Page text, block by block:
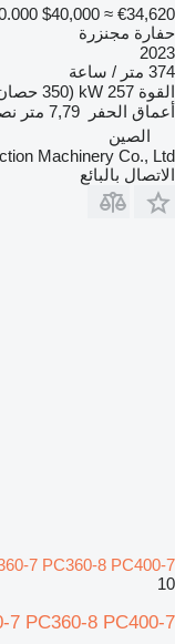
$40,000 ≈ €34,620
حفارة مجنزرة
2023
374 متر / ساعة
القوة 257 kW (350 حصان)
أعماق الحفر
7,79 متر
الصين
Machinery Co., Ltd.
الاتصال بالبائع
7 PC360-8 PC400-7
10
7 PC360-8 PC400-7